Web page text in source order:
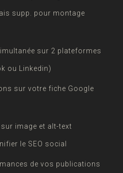
supp. pour montage
sur 2 plateformes
ou Linkedin)
sur votre fiche Google
image et alt-text
le SEO social
de vos publications